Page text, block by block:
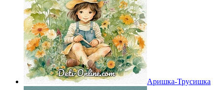
Аришка-Трусишка